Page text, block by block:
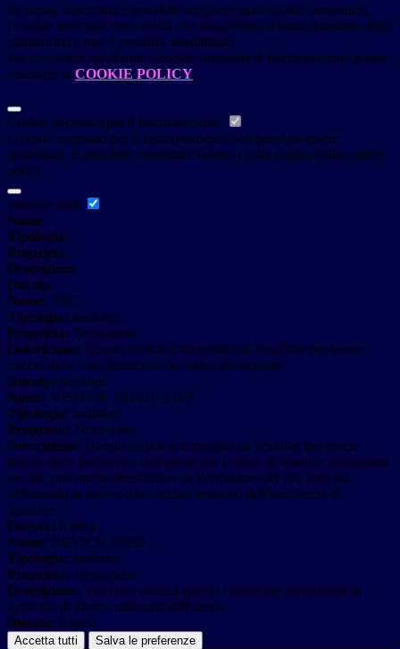
In questa schermata è possibile scegliere quali cookie consentire.
I cookie necessari sono quelli che consentono il funzionamento della
piattaforma e non è possibile disabilitarli.
Per conoscere quali sono i cookie necessari al funzionamento potete
visionare la COOKIE POLICY.
Cookie necessari per il funzionamento
I cookie necessari per il funzionamento non possono essere
disabilitati. È possibile consultare l'elenco nella pagina della cookie
policy.
youtube.com
Nome
Tipologia
Proprieta
Descrizione
Durata
Nome: YSC
Tipologia: analitico
Proprieta: Terza-parte
Descrizione: Questo cookie è impostato da YouTube per tenere
traccia delle visualizzazioni dei video incorporati.
Durata: Sessione
Nome: VISITOR_INFO1_LIVE
Tipologia: analitico
Proprieta: Terza-parte
Descrizione: Questo cookie è impostato da Youtube per tenere
traccia delle preferenze dell'utente per i video di Youtube incorporati
nei siti; può anche determinare se il visitatore del sito web sta
utilizzando la nuova o la vecchia versione dell'interfaccia di
Youtube.
Durata: 6 mesi
Nome: DEVICE_INFO
Tipologia: analitico
Proprieta: Terza-parte
Descrizione: YouTube utilizza questo cookie per identificare la
tipologia di device utilizzata dall'utente
Durata: 6 mesi
Accetta tutti Salva le preferenze